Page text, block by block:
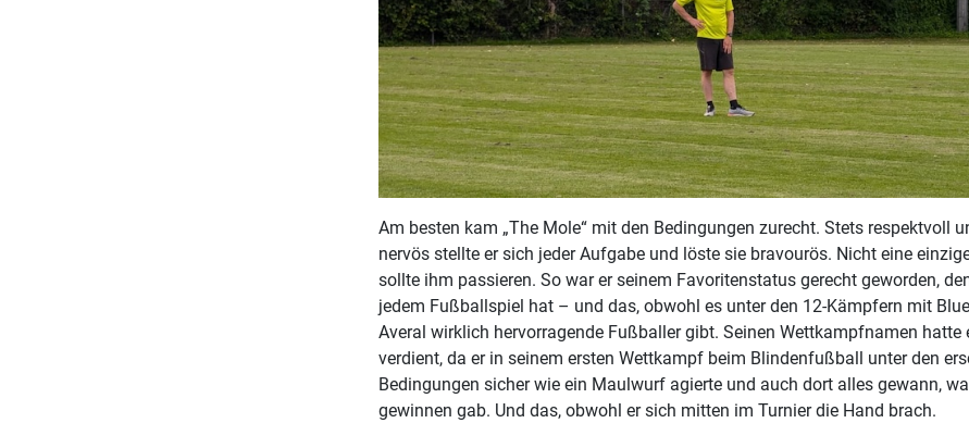
Am besten kam „The Mole“ mit den Bedingungen zurecht. Stets respektvoll
nervös stellte er sich jeder Aufgabe und löste sie bravourös. Nicht eine
sollte ihm passieren. So war er seinem Favoritenstatus gerecht geworden,
jedem Fußballspiel hat – und das, obwohl es unter den 12-Kämpfern mit
Averal wirklich hervorragende Fußballer gibt. Seinen Wettkampfnamen hatte
verdient, da er in seinem ersten Wettkampf beim Blindenfußball unter den
Bedingungen sicher wie ein Maulwurf agierte und auch dort alles gewann,
gewinnen gab. Und das, obwohl er sich mitten im Turnier die Hand brach.